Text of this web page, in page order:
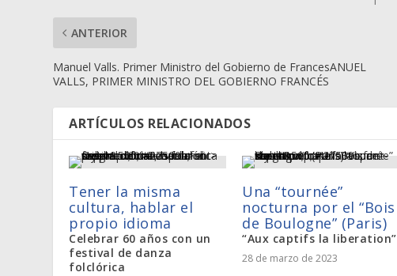
ANTERIOR
Manuel Valls. Primer Ministro del Gobierno de FrancesANUEL
VALLS, PRIMER MINISTRO DEL GOBIERNO FRANCÉS
ARTÍCULOS RELACIONADOS
Tener la misma
cultura, hablar el
propio idioma
Celebrar 60 años con un
festival de danza
folclórica
Una “tournée”
nocturna por el “Bois
de Boulogne” (Paris)
“Aux captifs la liberation”
28 de marzo de 2023